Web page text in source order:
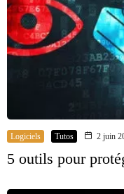
Logiciels Tutos 2 juin
5 outils pour